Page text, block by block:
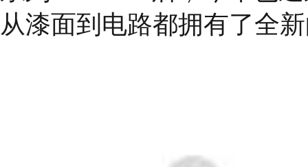
从漆面到电路都拥有了全